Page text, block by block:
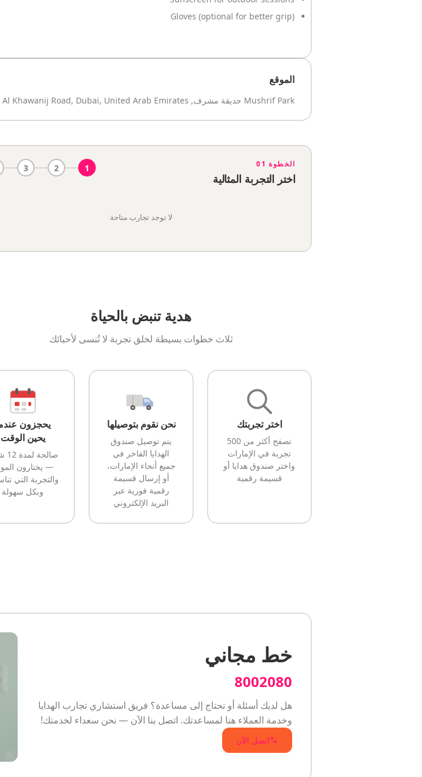
Gloves (optional for better grip)
الموقع
Mushrif Park حديقة مشرف, Al Khawanij Road, Dubai, United Arab Emirates
هدية تنبض بالحياة
ثلاث خطوات بسيطة لخلق تجربة لا تُنسى لأحبائك
اختر تجربتك
تصفح أكثر من 500
تجربة في الإمارات
واختر صندوق هدايا أو
قسيمة رقمية
نحن نقوم بتوصيلها
يتم توصيل صندوق
الهدايا الفاخر في
جميع أنحاء الإمارات،
أو إرسال قسيمة
رقمية فورية عبر
البريد الإلكتروني
يحجزون
يحين الوقت
— يختارون
والتجربة التي
وبكل سهولة
الخطوة 01
اختر التجربة المثالية
1
2
3
لا توجد تجارب متاحة
خط مجاني
8002080
هل لديك أسئلة أو تحتاج إلى مساعدة؟ فريق استشاري تجارب الهدايا
وخدمة العملاء هنا لمساعدتك. اتصل بنا الآن — نحن سعداء لخدمتك!
اتصل الآن